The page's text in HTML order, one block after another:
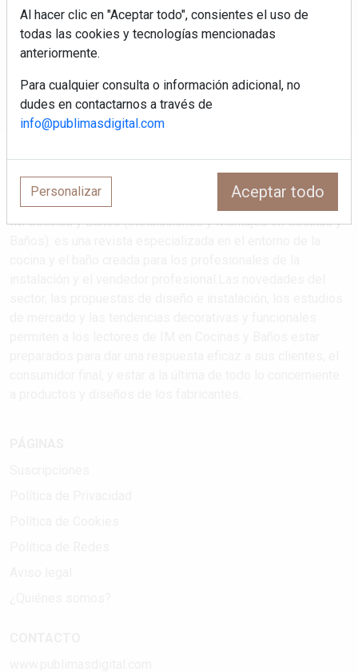
Regístrate y accede a contenidos
exclusivos
IM Cocinas y Baños (Instalaciones y Montajes en Cocinas y
Al hacer clic en "Aceptar todo", consientes el uso de
todas las cookies y tecnologías mencionadas
anteriormente.
Para cualquier consulta o información adicional, no
dudes en contactarnos a través de
info@publimasdigital.com
Personalizar Aceptar todo